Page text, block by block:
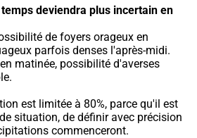
deviendra plus incertain en
parfois denses l'après-midi.
matinée, possibilité d'averses
est limitée à 80%, parce qu'il est
situation, de définir avec précision
commenceront.